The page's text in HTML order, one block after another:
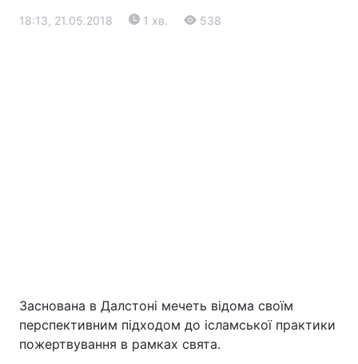
Київ Львів
18:13, 21.05.2018 1 хв. 538
Заснована в Далстоні мечеть відома своїм
перспективним підходом до ісламської практики
пожертвування в рамках свята.